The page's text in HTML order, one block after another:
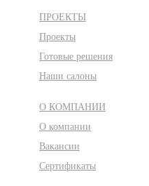
ПРОЕКТЫ
Проекты
Готовые решения
Наши салоны
О КОМПАНИИ
О компании
Вакансии
Сертификаты